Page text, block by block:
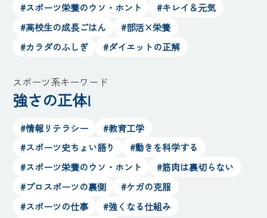
#スポーツ栄養のウソ・ホント
#キレイ＆元気
#高校生の成長ごはん
#部活×栄養
#カラダのふしぎ
#ダイエットの正解
スポーツ系キーワード
強さの正体!
#情報リテラシー
#教育工学
#スポーツ史ちょい語り
#動きを科学する
#スポーツ栄養のウソ・ホント
#筋肉は裏切らない
#プロスポーツの裏側
#ケガの克服
#スポーツの仕事
#強くなる仕組み